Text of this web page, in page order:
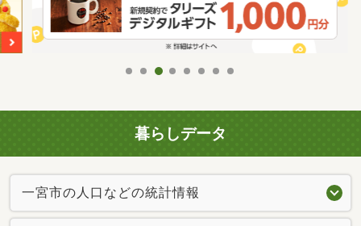
暮らしデータ
一宮市の人口などの統計情報